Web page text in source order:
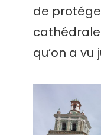
de
qu’on a vu